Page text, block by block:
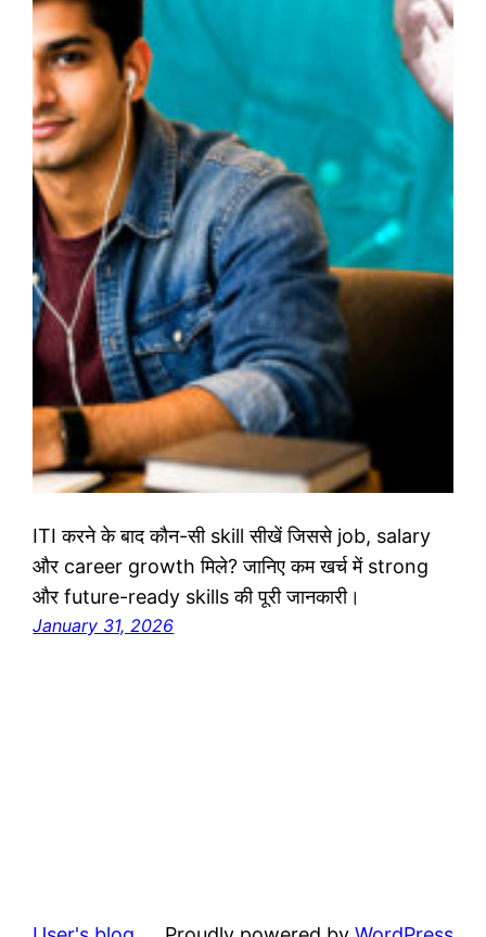
ITI करने के बाद कौन-सी skill सीखें जिससे job, salary
और career growth मिले? जानिए कम खर्च में strong
और future-ready skills की पूरी जानकारी।
January 31, 2026